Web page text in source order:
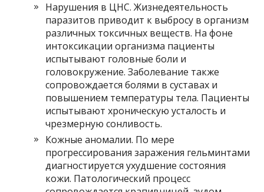
Нарушения в ЦНС. Жизнедеятельность
паразитов приводит к выбросу в организм
различных токсичных веществ. На фоне
интоксикации организма пациенты
испытывают головные боли и
головокружение. Заболевание также
сопровождается болями в суставах и
повышением температуры тела. Пациенты
испытывают хроническую усталость и
чрезмерную сонливость.
Кожные аномалии. По мере
прогрессирования заражения гельминтами
диагностируется ухудшение состояния
кожи. Патологический процесс